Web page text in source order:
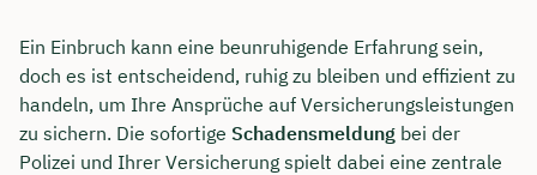
Ein Einbruch kann eine beunruhigende Erfahrung sein,
doch es ist entscheidend, ruhig zu bleiben und effizient zu
handeln, um Ihre Ansprüche auf Versicherungsleistungen
zu sichern. Die sofortige Schadensmeldung bei der
Polizei und Ihrer Versicherung spielt dabei eine zentrale